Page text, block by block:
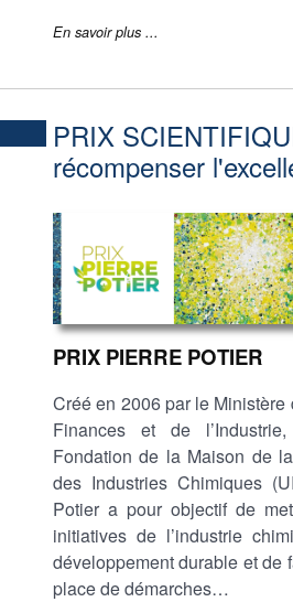
En savoir plus ...
PRIX
récompenser
PRIX PIERRE POTIER
Créé en 2006 par le Ministère
Finances et de
Fondation de la Maison de
des Industries Chimiques
Potier a pour objectif de
initiatives de l’industrie
développement durable et de
place de démarches…